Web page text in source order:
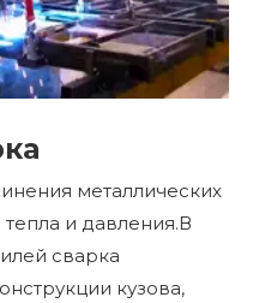
металлических
и давления.В
сварка
кузова,